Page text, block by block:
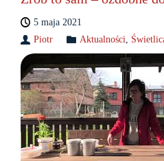
5 maja 2021
Piotr
Aktualności